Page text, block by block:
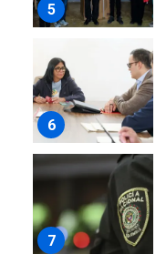
5
6
7